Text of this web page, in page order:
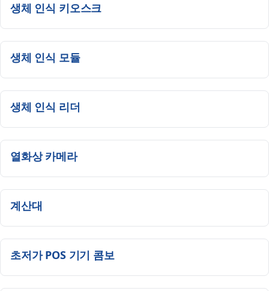
생체 인식 키오스크
생체 인식 모듈
생체 인식 리더
열화상 카메라
계산대
초저가 POS 기기 콤보